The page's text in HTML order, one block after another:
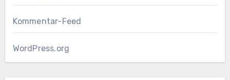
Kommentar-Feed
WordPress.org